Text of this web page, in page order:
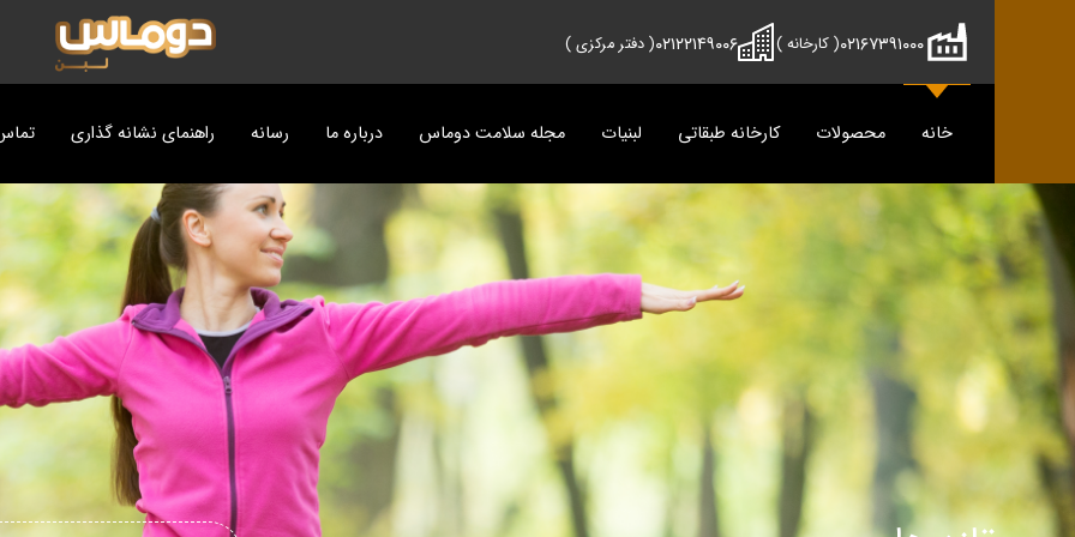
۰۲۱۶۷۳۹۱۰۰۰( کارخانه ) ۰۲۱۲۲۱۴۹۰۰۶( دفتر مرکزی )
خانه محصولات کارخانه طبقاتی لبنیات مجله سلامت دوماس درباره ما رسانه راهنمای نشانه گذاری
محصولات
دوماس
شیر
ماست
پنیر
تمیس
پنیر
دوغ
رسانه
مجله آشپزی دوماس